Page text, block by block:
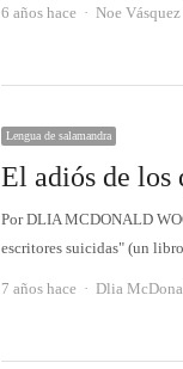
6 años hace Autor
Noe
Lengua de salamandra
El adiós de los
Por DLIA MCDONALD
escritores suicidas" (un
7 años hace Autor
Dlia